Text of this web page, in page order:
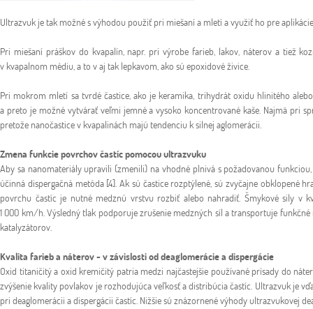
Ultrazvuk je tak možné s výhodou použiť pri miešaní a mletí a využiť ho pre
Pri miešaní práškov do kvapalín, napr. pri výrobe farieb, lakov, náterov a tiež
v kvapalnom médiu, a to v aj tak lepkavom, ako sú epoxidové živice.
Pri mokrom mletí sa tvrdé častice, ako je keramika, trihydrát oxidu hlinitého
a preto je možné vytvárať veľmi jemné a vysoko koncentrované kaše. Najmä pri
pretože nanočastice v kvapalinách majú tendenciu k silnej aglomerácii.
Zmena funkcie povrchov častíc pomocou ultrazvuku
Aby sa nanomateriály upravili (zmenili) na vhodné plnivá s požadovanou
účinná dispergačná metóda [4]. Ak sú častice rozptýlené, sú zvyčajne
povrchu častíc je nutné medznú vrstvu rozbiť alebo nahradiť. Šmykové sily v
1 000 km/h. Výsledný tlak podporuje zrušenie medzných síl a transportuje
katalyzátorov.
Kvalita farieb a náterov - v závislosti od deaglomerácie a dispergácie
Oxid titaničitý a oxid kremičitý patria medzi najčastejšie používané prísady do
zvýšenie kvality povlakov je rozhodujúca veľkosť a distribúcia častíc. Ultrazvuk je
pri deaglomerácii a dispergácii častíc. Nižšie sú znázornené výhody ultrazvukovej